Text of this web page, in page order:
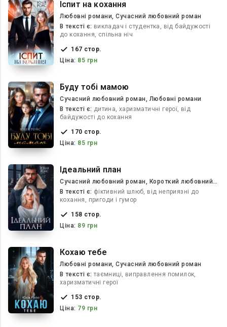
Іспит на кохання
Любовні романи, Сучасний любовний роман
В текcті є: викладач і студентка, від байдужості
до кохання, спільна ніч
167 стор.
Ціна: 85 грн
Буду тобі мамою
Сучасний любовний роман, Любовні романи
В текcті є: дитина, харизматичні герої, від
байдужості до кохання
170 стор.
Ціна: 85 грн
Ідеальний план
Сучасний любовний роман, Короткий любовний
роман
В текcті є: фіктивний шлюб, від неприязні до
кохання, пригоди і гумор
158 стор.
Ціна: 89 грн
Кохаю тебе
Любовні романи, Сучасний любовний роман
В текcті є:таємниці, виправлення помилок,
харизматичні герої
153 стор.
Ціна: 79 грн